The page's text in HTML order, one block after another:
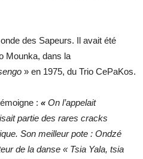
des Sapeurs. Il avait été
Mounka, dans la
» en 1975, du Trio CePaKos.
: « On l’appelait
partie des rares cracks
Son meilleur pote : Ondzé
de la danse « Tsia Yala, tsia